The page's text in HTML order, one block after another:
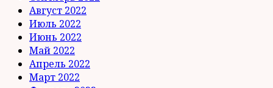
Август 2022
Июль 2022
Июнь 2022
Май 2022
Апрель 2022
Март 2022